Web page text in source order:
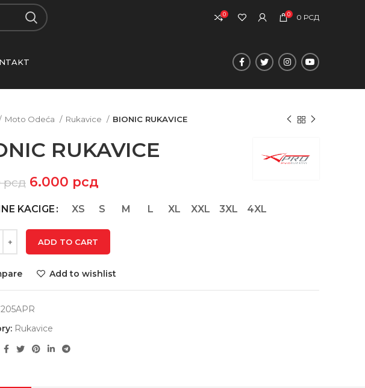
0 0 0 РСД
Moto Odeća Rukavice BIONIC RUKAVICE
RUKAVICE
рсд 6.000 рсд
KACIGE XS S M L XL XXL 3XL 4XL
ADD TO CART
Add to wishlist
Rukavice